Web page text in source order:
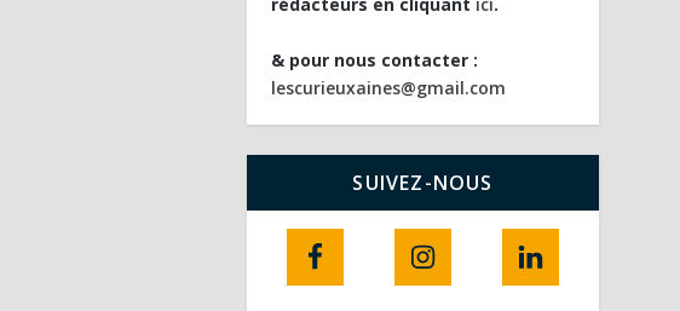
& pour nous contacter :
lescurieuxaines@gmail.com
SUIVEZ-NOUS